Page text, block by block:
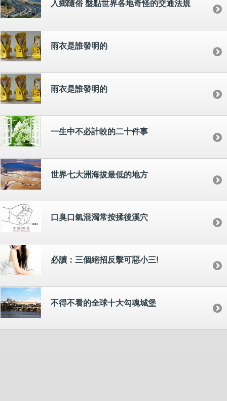
入鄉隨俗 盤點世界各地奇怪的交通法規
雨衣是誰發明的
雨衣是誰發明的
一生中不必計較的二十件事
世界七大洲海拔最低的地方
口臭口氣混濁常按揉後溪穴
必讀：三個絕招反擊可惡小三!
不得不看的全球十大勾魂城堡